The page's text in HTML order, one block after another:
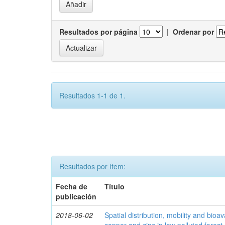
Resultados por página | Ordenar por
Resultados 1-1 de 1.
Resultados por ítem:
Fecha de
publicación
Título
2018-06-02
Spatial distribution, mobility and